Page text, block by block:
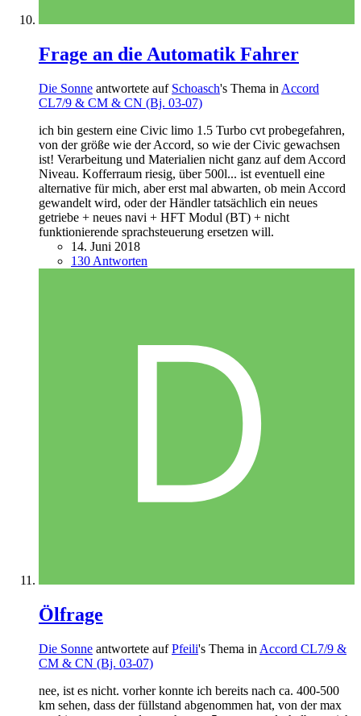
Frage an die Automatik Fahrer
Die Sonne antwortete auf Schoasch's Thema in Accord
CL7/9 & CM & CN (Bj. 03-07)
ich bin gestern eine Civic limo 1.5 Turbo cvt probegefahren,
von der größe wie der Accord, so wie der Civic gewachsen
ist! Verarbeitung und Materialien nicht ganz auf dem Accord
Niveau. Kofferraum riesig, über 500l... ist eventuell eine
alternative für mich, aber erst mal abwarten, ob mein Accord
gewandelt wird, oder der Händler tatsächlich ein neues
getriebe + neues navi + HFT Modul (BT) + nicht
funktionierende sprachsteuerung ersetzen will.
14. Juni 2018
130 Antworten
Ölfrage
Die Sonne antwortete aufPfeili's Thema in Accord CL7/9 &
CM & CN (Bj. 03-07)
nee, ist es nicht. vorher konnte ich bereits nach ca. 400-500
km sehen, dass der füllstand abgenommen hat, von der max